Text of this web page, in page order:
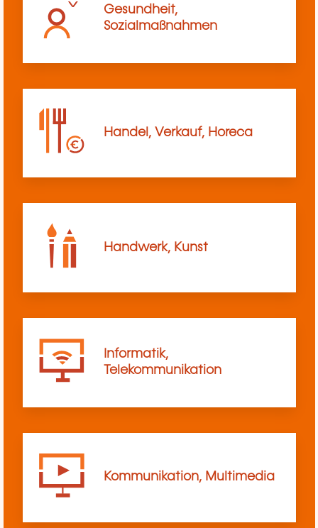
Gesundheit,
Sozialmaßnahmen
Handel, Verkauf, Horeca
Handwerk, Kunst
Informatik,
Telekommunikation
Kommunikation, Multimedia